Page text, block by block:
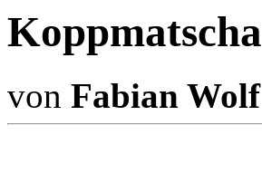
Koppmatscha
von Fabian Wolf